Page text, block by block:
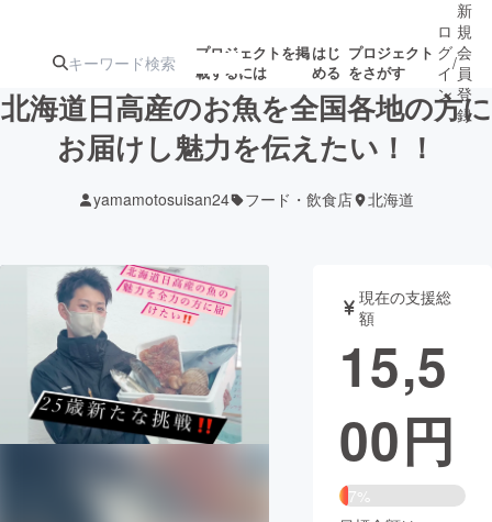
プロジェクトを掲
載するには
はじ
める
プロジェクト
をさがす
ターン
ジェクト
募集終了が近いプ
ロジェクト
されます
アート・写真 音楽
テクノロジー・ガジェット ゲーム・
映像・映画 書籍・雑誌
チャレンジ
ロ
グ
イ
ン
/
新
規
会
員
登
録
北海道日高産のお魚を全国各地の方に
お届けし魅力を伝えたい！！
yamamotosuisan24 フード・飲食店 北海道
現在の支援総
額
15,5
00円
7%